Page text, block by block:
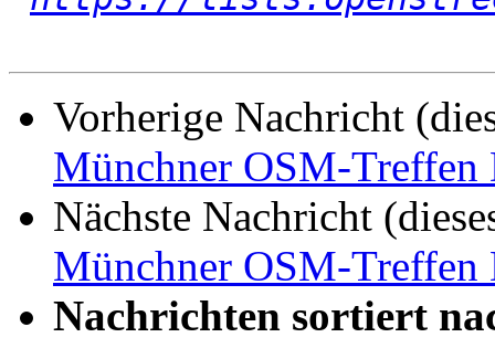
Vorherige Nachricht
Münchner OSM-Treffen
Nächste Nachricht
Münchner OSM-Treffen
Nachrichten sortiert